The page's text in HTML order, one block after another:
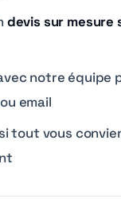
devis sur mesure
notre équipe
email
tout vous